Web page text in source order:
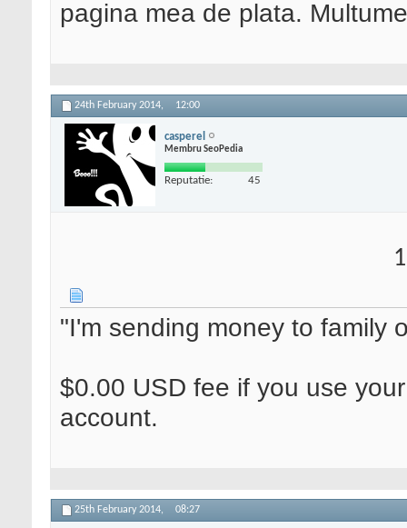
pagina mea de plata.
24th February 2014, 12:00
casperel
Membru SeoPedia
Reputatie: 45
"I'm sending money to family
$0.00 USD fee if you use
account.
25th February 2014, 08:27